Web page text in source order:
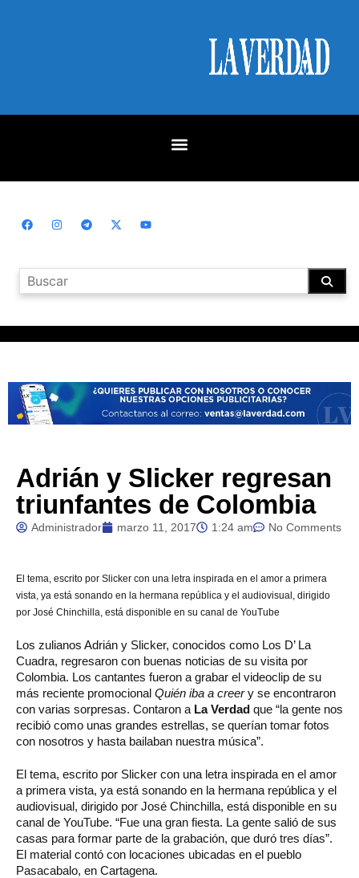
Adrián y Slicker regresan
triunfantes de Colombia
Administrador marzo 11, 2017 1:24 am No Comments
El tema, escrito por Slicker con una letra inspirada en el amor a primera
vista, ya está sonando en la hermana república y el audiovisual, dirigido
por José Chinchilla, está disponible en su canal de YouTube
Los zulianos Adrián y Slicker, conocidos como Los D’ La
Cuadra, regresaron con buenas noticias de su visita por
Colombia. Los cantantes fueron a grabar el videoclip de su
más reciente promocional Quién iba a creery se encontraron
con varias sorpresas. Contaron a La Verdad que “la gente nos
recibió como unas grandes estrellas, se querían tomar fotos
con nosotros y hasta bailaban nuestra música”.
El tema, escrito por Slicker con una letra inspirada en el amor
a primera vista, ya está sonando en la hermana república y el
audiovisual, dirigido por José Chinchilla, está disponible en su
canal de YouTube. “Fue una gran fiesta. La gente salió de sus
casas para formar parte de la grabación, que duró tres días”.
El material contó con locaciones ubicadas en el pueblo
Pasacabalo, en Cartagena.